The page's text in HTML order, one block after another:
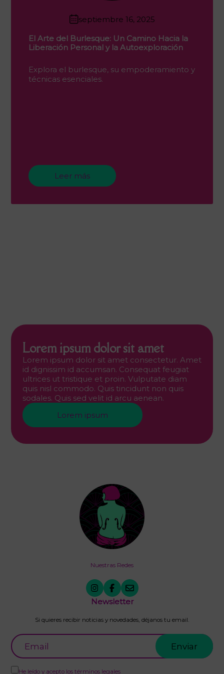
septiembre 16, 2025
El Arte del Burlesque: Un Camino Hacia la
Liberación Personal y la Autoexploración
Explora el burlesque, su empoderamiento y
técnicas esenciales.
Leer más
Lorem ipsum dolor sit amet
Lorem ipsum dolor sit amet consectetur. Amet
id dignissim id accumsan. Consequat feugiat
ultrices ut tristique et proin. Vulputate diam
quis nisl commodo. Quis tincidunt non quis
sodales. Quis sed velit id arcu aenean.
Lorem ipsum
Nuestras Redes
Newsletter
Si quieres recibir noticias y novedades, déjanos tu email.
He leído y acepto los términos legales